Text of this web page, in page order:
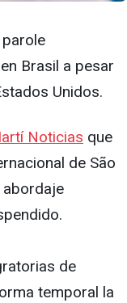
Brasil a pesar
Unidos.
Noticias que
de São
abordaje
de
temporal la